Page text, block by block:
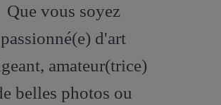
artstation
Que vous soyez
passionné(e) d'art
amateur(trice)
belles photos ou